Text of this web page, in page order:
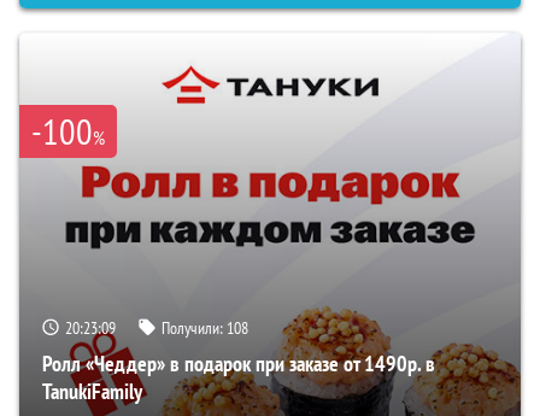
-100%
20:23:08 Получили: 108
Ролл «Чеддер» в подарок при заказе от 1490р. в
TanukiFamily